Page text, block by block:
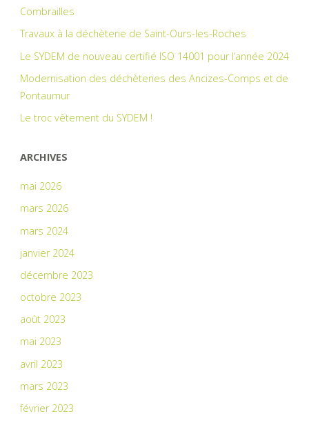
Combrailles
Travaux à la déchèterie de Saint-Ours-les-Roches
Le SYDEM de nouveau certifié ISO 14001 pour l’année 2024
Modernisation des déchèteries des Ancizes-Comps et de
Pontaumur
Le troc vêtement du SYDEM !
ARCHIVES
mai 2026
mars 2026
mars 2024
janvier 2024
décembre 2023
octobre 2023
août 2023
mai 2023
avril 2023
mars 2023
février 2023